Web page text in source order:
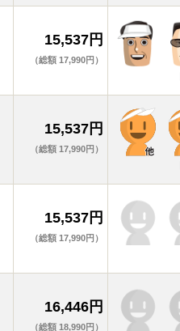
15,537円
（総額 17,990円）
15,537円
（総額 17,990円）
15,537円
（総額 17,990円）
16,446円
（総額 18,990円）